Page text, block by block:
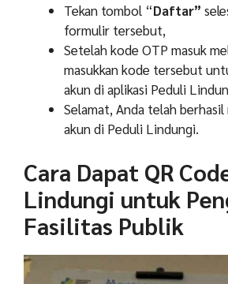
Tekan tombol “Daftar”
formulir tersebut,
Setelah kode OTP masuk
masukkan kode tersebut
akun di aplikasi Peduli
Selamat, Anda telah
akun di Peduli Lindungi.
Cara Dapat QR
Lindungi untuk
Fasilitas Publik